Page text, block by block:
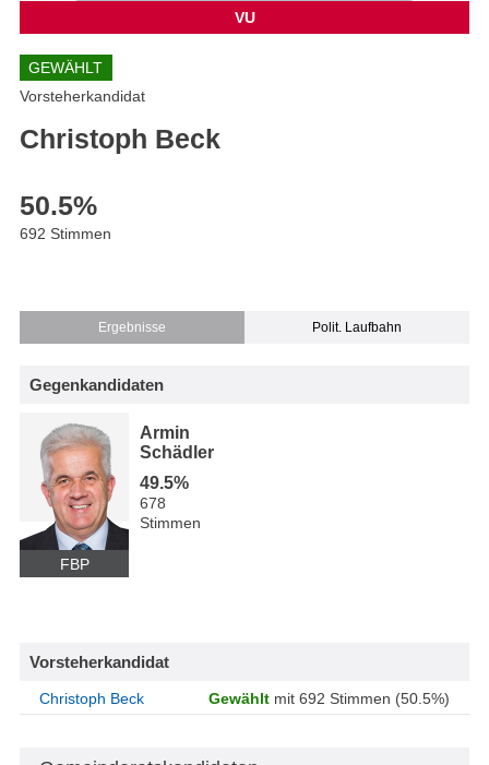
VU
GEWÄHLT
Vorsteherkandidat
Christoph Beck
50.5%
692 Stimmen
Ergebnisse Polit. Laufbahn
Gegenkandidaten
FBP
Armin
Schädler
49.5%
678
Stimmen
Vorsteherkandidat
Christoph Beck Gewählt mit 692 Stimmen (50.5%)